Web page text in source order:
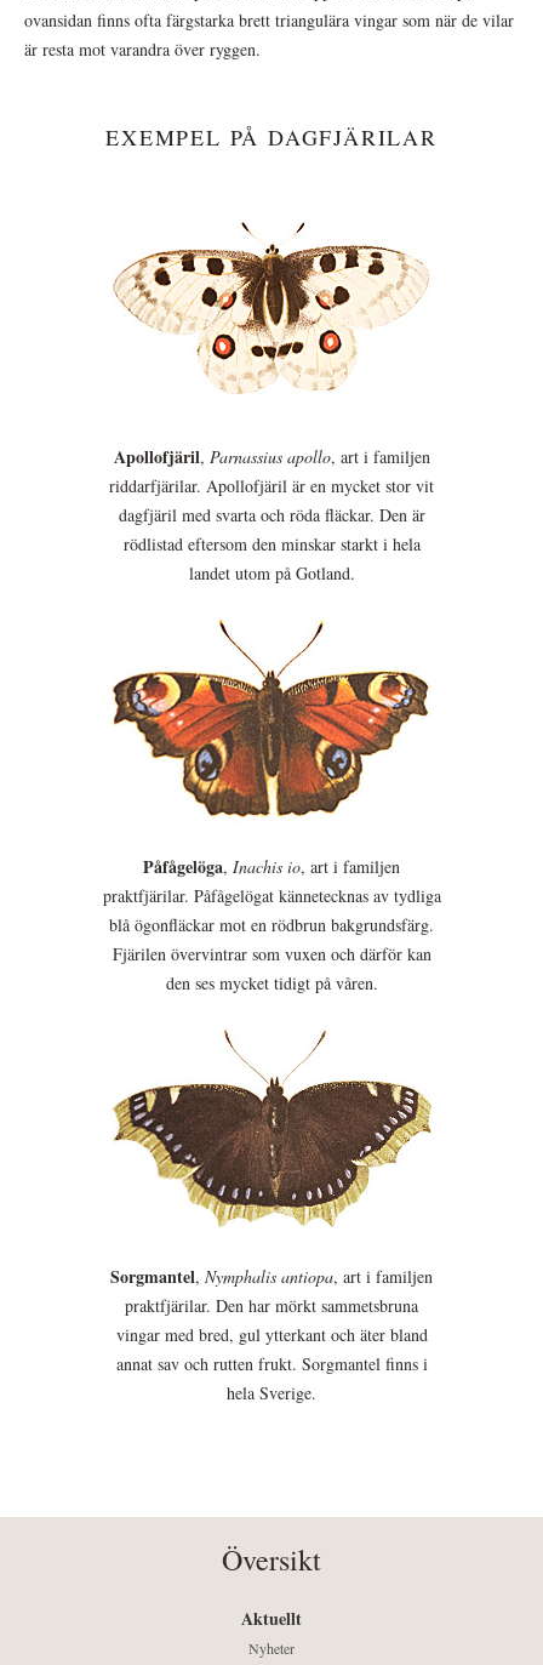
ovansidan finns ofta färgstarka brett triangulära vingar som när de vilar
är resta mot varandra över ryggen.
EXEMPEL PÅ DAGFJÄRILAR
Apollofjäril, Parnassius apollo, art i familjen
riddarfjärilar. Apollofjäril är en mycket stor vit
dagfjäril med svarta och röda fläckar. Den är
rödlistad eftersom den minskar starkt i hela
landet utom på Gotland.
Påfågelöga, Inachis io, art i familjen
praktfjärilar. Påfågelögat kännetecknas av tydliga
blå ögonfläckar mot en rödbrun bakgrundsfärg.
Fjärilen övervintrar som vuxen och därför kan
den ses mycket tidigt på våren.
Sorgmantel, Nymphalis antiopa, art i familjen
praktfjärilar. Den har mörkt sammetsbruna
vingar med bred, gul ytterkant och äter bland
annat sav och rutten frukt. Sorgmantel finns i
hela Sverige.
Översikt
Aktuellt
Nyheter